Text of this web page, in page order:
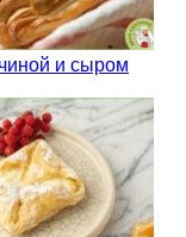
и сыром